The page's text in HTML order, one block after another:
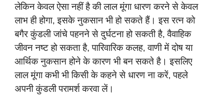
लेकिन केवल ऐसा नहीं है की लाल मूंगा धारण करने से केवल
लाभ ही होगा, इसके नुकसान भी हो सकते हैं। इस रत्न को
बगैर कुंडली जांचे पहनने से दुर्घटना हो सकती है, वैवाहिक
जीवन नष्ट हो सकता है, पारिवारिक कलह, वाणी में दोष या
आर्थिक नुकसान होने के कारण भी बन सकते है। इसलिए
लाल मूंगा कभी भी किसी के कहने से धारण ना करें, पहले
अपनी कुंडली परामर्श करवा लें।